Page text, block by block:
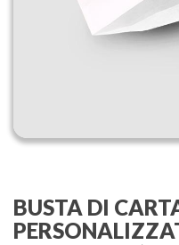
BUSTA DI